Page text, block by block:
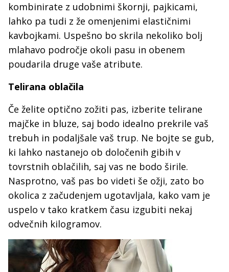
kombinirate z udobnimi škornji, pajkicami,
lahko pa tudi z že omenjenimi elastičnimi
kavbojkami. Uspešno bo skrila nekoliko bolj
mlahavo področje okoli pasu in obenem
poudarila druge vaše atribute.
Telirana oblačila
Če želite optično zožiti pas, izberite telirane
majčke in bluze, saj bodo idealno prekrile vaš
trebuh in podaljšale vaš trup. Ne bojte se gub,
ki lahko nastanejo ob določenih gibih v
tovrstnih oblačilih, saj vas ne bodo širile.
Nasprotno, vaš pas bo videti še ožji, zato bo
okolica z začudenjem ugotavljala, kako vam je
uspelo v tako kratkem času izgubiti nekaj
odvečnih kilogramov.